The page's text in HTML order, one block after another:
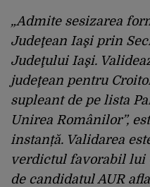
„Admite sesizarea
Judeţean Iaşi prin
Judeţului Iaşi.
judeţean pentru
supleant de pe lista
Unirea Românilor”,
instanță. Validarea
verdictul favorabil lui
de candidatul AUR